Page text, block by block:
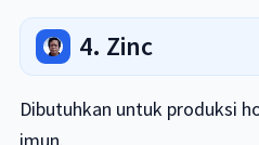
4. Zinc
Dibutuhkan untuk produksi